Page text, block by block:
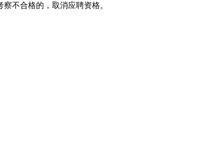
不合格的，取消应聘资格。